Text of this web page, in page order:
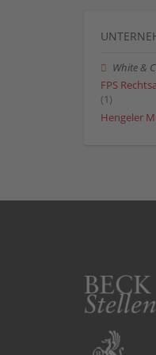
White &
FPS
(1)
Hengeler